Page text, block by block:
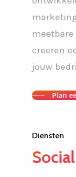
meetbare
creëren
jouw
Plan
Diensten